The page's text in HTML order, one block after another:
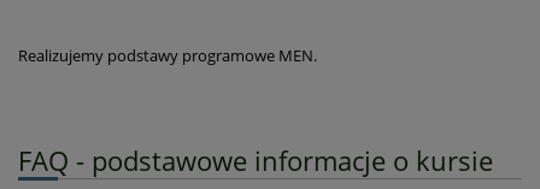
Realizujemy podstawy programowe MEN.
FAQ - podstawowe informacje o kursie